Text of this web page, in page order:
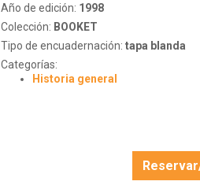
Año de edición: 1998
Colección: BOOKET
Tipo de encuadernación: tapa blanda
Categorías:
Historia general